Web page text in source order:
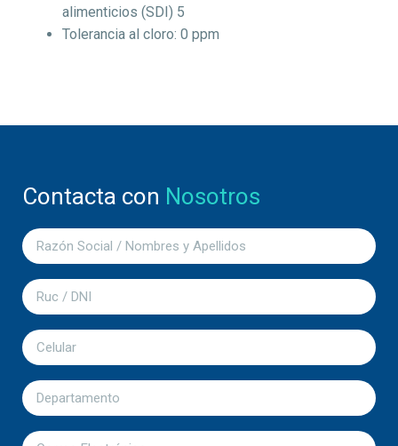
alimenticios (SDI) 5
Tolerancia al cloro: 0 ppm
Contacta con Nosotros